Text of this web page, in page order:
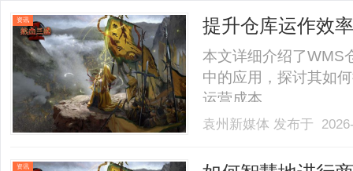
资讯
提升仓库运作效
详解
本文详细介绍了WMS
中的应用，探讨其如
运营成本。......
袁州新媒体 发布于
资讯